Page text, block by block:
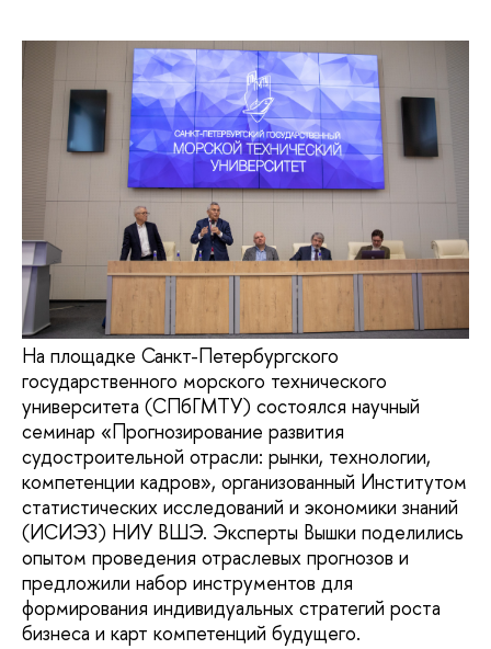
На площадке Санкт-Петербургского
государственного морского технического
университета (СПбГМТУ) состоялся научный
семинар «Прогнозирование развития
судостроительной отрасли: рынки, технологии,
компетенции кадров», организованный Институтом
статистических исследований и экономики знаний
(ИСИЭЗ) НИУ ВШЭ. Эксперты Вышки поделились
опытом проведения отраслевых прогнозов и
предложили набор инструментов для
формирования индивидуальных стратегий роста
бизнеса и карт компетенций будущего.